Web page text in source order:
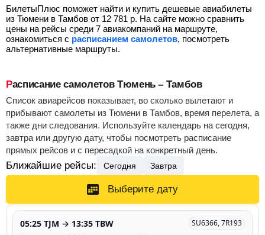
БилетыПлюс поможет найти и купить дешевые авиабилеты
из Тюмени в Тамбов от 12 781 р. На сайте можно сравнить
цены на рейсы среди 7 авиакомпаний на маршруте,
ознакомиться с расписанием самолетов, посмотреть
альтернативные маршруты.
Расписание самолетов Тюмень – Тамбов
Список авиарейсов показывает, во сколько вылетают и
прибывают самолеты из Тюмени в Тамбов, время перелета, а
также дни следования. Используйте календарь на сегодня,
завтра или другую дату, чтобы посмотреть расписание
прямых рейсов и с пересадкой на конкретный день.
Ближайшие рейсы: Сегодня Завтра
Выберите дату
05:25 TJM → 13:35 TBW SU6366, 7R193